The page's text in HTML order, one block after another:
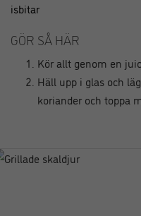
isbitar
GÖR SÅ HÄR
Kör allt genom en
Häll upp i glas och
koriander och toppa